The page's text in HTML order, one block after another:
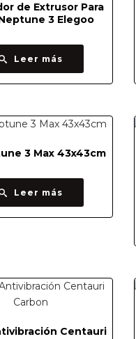
de Extrusor Para
3 Elegoo
Leer más
3 Max 43x43cm
Leer más
Centauri